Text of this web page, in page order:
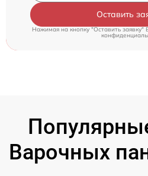
Оставить
Нажимая на кнопку "Оставить заявку"
Варочных